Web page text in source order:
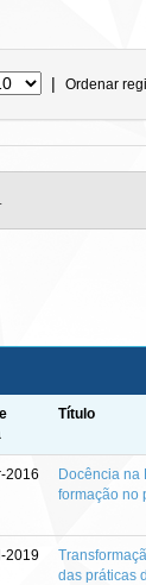
| Ordenar
Título
2016
Docência na
formação no
2019
das práticas